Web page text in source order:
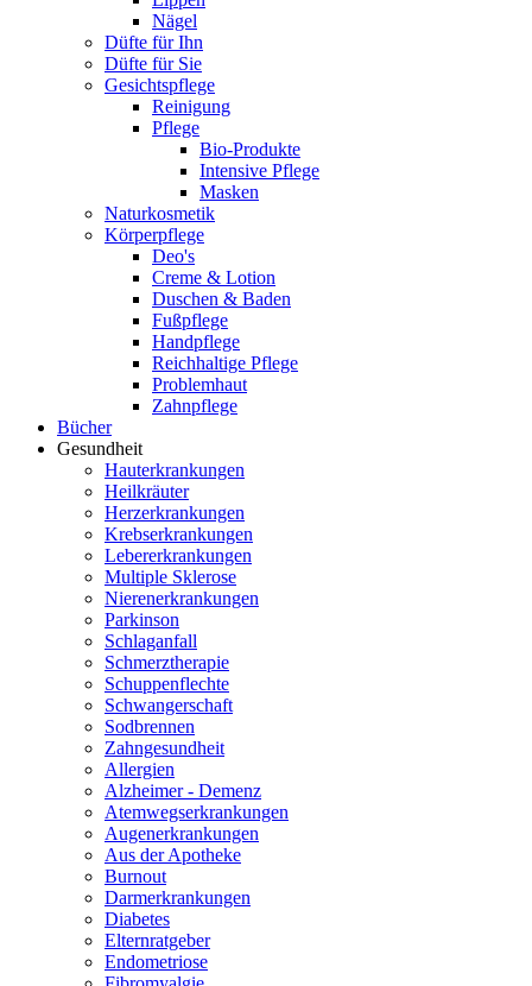
Nägel
Düfte für Ihn
Düfte für Sie
Gesichtspflege
Reinigung
Pflege
Bio-Produkte
Intensive Pflege
Masken
Naturkosmetik
Körperpflege
Deo's
Creme & Lotion
Duschen & Baden
Fußpflege
Handpflege
Reichhaltige Pflege
Problemhaut
Zahnpflege
Bücher
Gesundheit
Hauterkrankungen
Heilkräuter
Herzerkrankungen
Krebserkrankungen
Lebererkrankungen
Multiple Sklerose
Nierenerkrankungen
Parkinson
Schlaganfall
Schmerztherapie
Schuppenflechte
Schwangerschaft
Sodbrennen
Zahngesundheit
Allergien
Alzheimer - Demenz
Atemwegserkrankungen
Augenerkrankungen
Aus der Apotheke
Burnout
Darmerkrankungen
Diabetes
Elternratgeber
Endometriose